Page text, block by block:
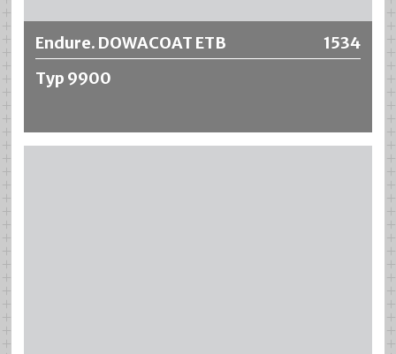
1534
Endure. DOWACOAT ETB
Typ 9900